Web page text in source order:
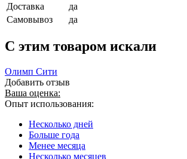
Доставка
да
Самовывоз
да
C этим товаром искали
Олимп Сити
Добавить отзыв
Ваша оценка:
Опыт использования:
Несколько дней
Больше года
Менее месяца
Несколько месяцев